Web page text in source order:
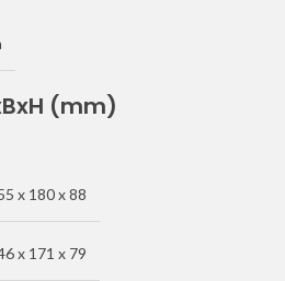
(mm)
x 180 x 88
x 171 x 79